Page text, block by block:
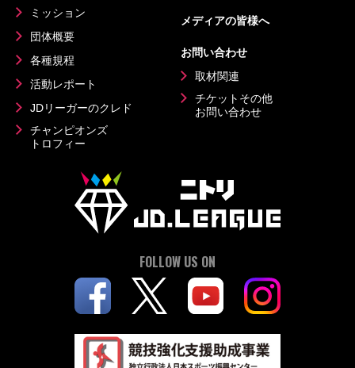
ミッション
団体概要
各種規程
活動レポート
JDリーガーのクレド
チャンピオンズ
トロフィー
メディアの皆様へ
お問い合わせ
取材関連
チケットその他
お問い合わせ
FOLLOW US ON